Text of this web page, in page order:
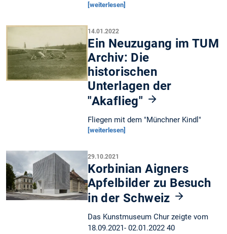
[weiterlesen]
14.01.2022
Ein Neuzugang im TUM
Archiv: Die
historischen
Unterlagen der
"Akaflieg"
Fliegen mit dem "Münchner Kindl"
[weiterlesen]
29.10.2021
Korbinian Aigners
Apfelbilder zu Besuch
in der Schweiz
Das Kunstmuseum Chur zeigte vom
18.09.2021- 02.01.2022 40